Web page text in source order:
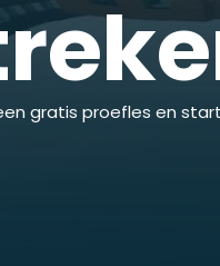
gratis proefles en